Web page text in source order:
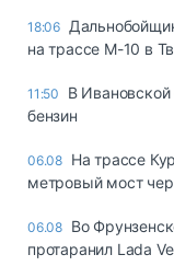
18:06
на трассе М-10 в
11:50
В
бензин
06.08 На трассе
метровый мост
06.08 Во
протаранил Lada